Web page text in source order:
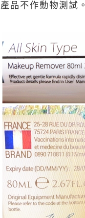
產品不作動物測試。